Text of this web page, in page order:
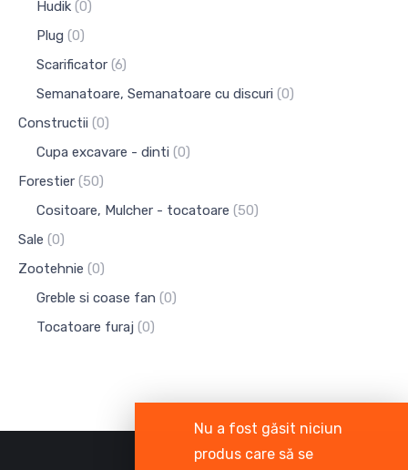
Nu a fost găsit niciun
produs care să se
Hudik (0)
Plug (0)
Scarificator (6)
Semanatoare, Semanatoare cu discuri (0)
Constructii (0)
Cupa excavare - dinti (0)
Forestier (50)
Cositoare, Mulcher - tocatoare (50)
Sale (0)
Zootehnie (0)
Greble si coase fan (0)
Tocatoare furaj (0)